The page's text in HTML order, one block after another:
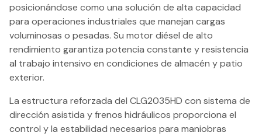
posicionándose como una solución de alta capacidad
para operaciones industriales que manejan cargas
voluminosas o pesadas. Su motor diésel de alto
rendimiento garantiza potencia constante y resistencia
al trabajo intensivo en condiciones de almacén y patio
exterior.
La estructura reforzada del CLG2035HD con sistema de
dirección asistida y frenos hidráulicos proporciona el
control y la estabilidad necesarios para maniobras